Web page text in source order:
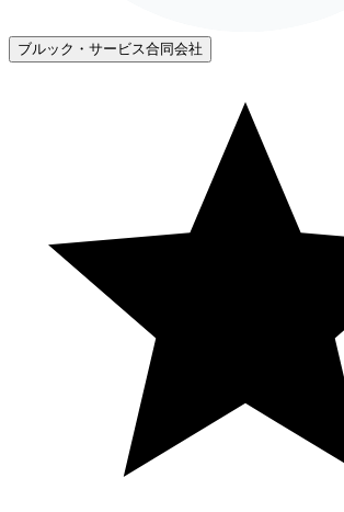
ブルック・サービス合同会社